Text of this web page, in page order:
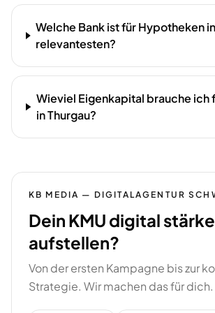
Welche Bank ist für Hypotheken
relevantesten?
Wieviel Eigenkapital brauche ich
in Thurgau?
KB MEDIA — DIGITALAGENTUR
Dein KMU digital
aufstellen?
Von der ersten Kampagne bis zur
Strategie. Wir machen das für dich.